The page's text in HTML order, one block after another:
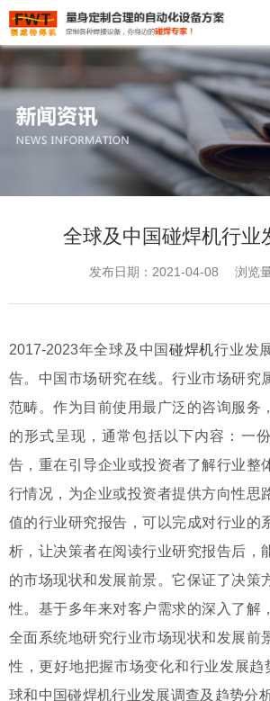
全球及中国碰焊机行业
发布日期：2021-04-08 浏览
2017-2023年全球及中国 碰焊机行业发
告。中国市场研究在线。行业市场研究
范畴。作为目前使用最广泛的咨询服务
的形式呈现，通常包括以下内容：一
告，重在引导企业或投资者了解行业整
行情况，为企业或投资者提供方向性思
值的行业研究报告，可以完成对行业的
析，让决策者在阅读行业研究报告后，
的市场现状和发展前景。它保证了决策
性。基于多年来对客户需求的深入了解
全面系统地研究行业市场现状和发展前
性，更好地把握市场变化和行业发展趋
球和中国碰焊机行业发展调查及趋势分